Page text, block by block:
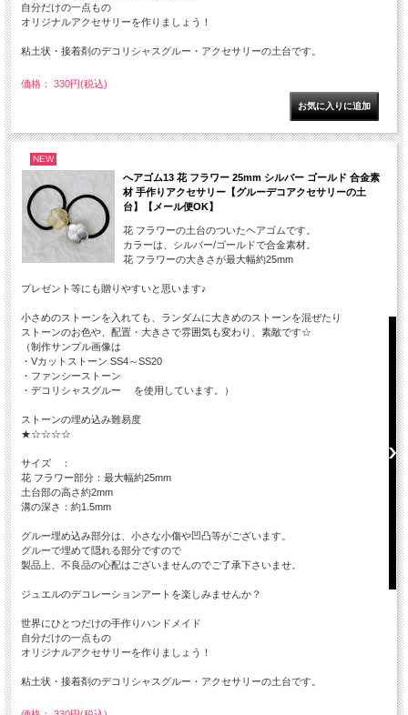
自分だけの一点もの
オリジナルアクセサリーを作りましょう！
粘土状・接着剤のデコリシャスグルー・アクセサリーの土台です。
価格： 330円(税込)
NEW
へアゴム13 花 フラワー 25mm シルバー ゴールド 合金素
材 手作りアクセサリー【グルーデコアクセサリーの土
台】【メール便OK】
花 フラワーの土台のついたヘアゴムです。
カラーは、シルバー/ゴールドで合金素材。
花 フラワーの大きさが最大幅約25mm
プレゼント等にも贈りやすいと思います♪
小さめのストーンを入れても、ランダムに大きめのストーンを混ぜたり
ストーンのお色や、配置・大きさで雰囲気も変わり、素敵です☆
（制作サンプル画像は
・Vカットストーン SS4～SS20
・ファンシーストーン
・デコリシャスグルー を使用しています。）
ストーンの埋め込み難易度
★☆☆☆☆
サイズ ：
花 フラワー部分：最大幅約25mm
土台部の高さ約2mm
溝の深さ：約1.5mm
グルー埋め込み部分は、小さな小傷や凹凸等がございます。
グルーで埋めて隠れる部分ですので
製品上、不良品の心配はございませんのでご了承下さいませ。
ジュエルのデコレーションアートを楽しみませんか？
世界にひとつだけの手作りハンドメイド
自分だけの一点もの
オリジナルアクセサリーを作りましょう！
粘土状・接着剤のデコリシャスグルー・アクセサリーの土台です。